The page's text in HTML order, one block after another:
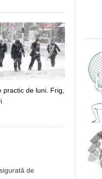
practic de luni. Frig,
de